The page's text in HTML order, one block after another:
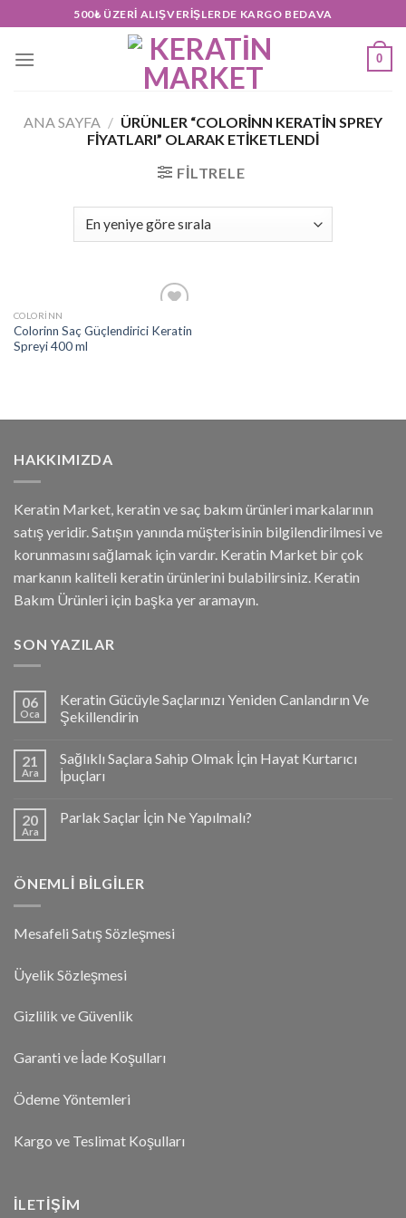
to
content
500₺ ÜZERI ALIŞVERIŞLERDE KARGO BEDAVA
0
ANA SAYFA / ÜRÜNLER “COLORINN KERATIN SPREY
FIYATLARI” OLARAK ETIKETLENDI
FILTRELE
wishlist
COLORINN
Colorinn Saç Güçlendirici Keratin
Spreyi 400 ml
HAKKIMIZDA
Keratin Market, keratin ve saç bakım ürünleri markalarının
satış yeridir. Satışın yanında müşterisinin bilgilendirilmesi ve
korunmasını sağlamak için vardır. Keratin Market bir çok
markanın kaliteli keratin ürünlerini bulabilirsiniz. Keratin
Bakım Ürünleri için başka yer aramayın.
SON YAZILAR
06
Oca
Keratin Gücüyle Saçlarınızı Yeniden Canlandırın Ve
Şekillendirin
21
Ara
Sağlıklı Saçlara Sahip Olmak İçin Hayat Kurtarıcı
İpuçları
20
Ara
Parlak Saçlar İçin Ne Yapılmalı?
ÖNEMLI BILGILER
Mesafeli Satış Sözleşmesi
Üyelik Sözleşmesi
Gizlilik ve Güvenlik
Garanti ve İade Koşulları
Ödeme Yöntemleri
Kargo ve Teslimat Koşulları
İLETIŞIM